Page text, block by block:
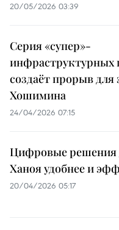
20/05/2026 03:39
Серия «супер»-
инфраструктурных
создаёт прорыв
Хошимина
24/04/2026 07:15
Цифровые решения
Ханоя удобнее и
20/04/2026 05:17